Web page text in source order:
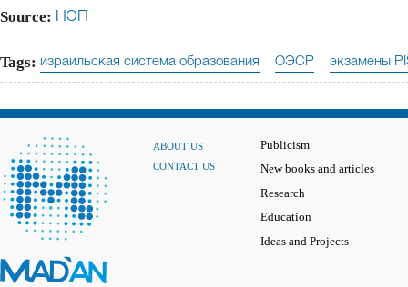
Source: НЭП
Tags: израильская система образования ОЭСР экзамены
ABOUT US
CONTACT US
Publicism
New books and articles
Research
Education
Ideas and Projects